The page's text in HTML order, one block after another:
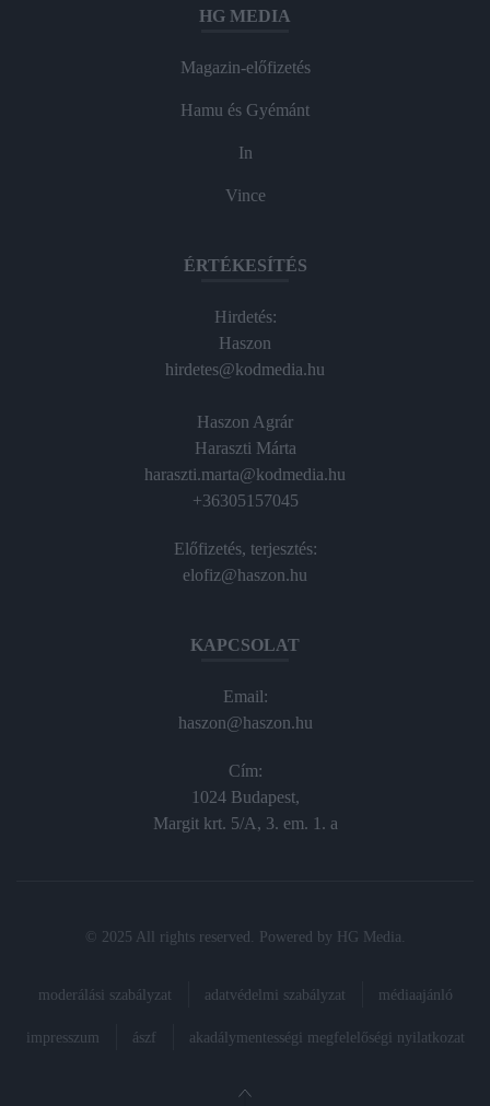
HG MEDIA
Magazin-előfizetés
Hamu és Gyémánt
In
Vince
ÉRTÉKESÍTÉS
Hirdetés:
Haszon
hirdetes@kodmedia.hu
Haszon Agrár
Haraszti Márta
haraszti.marta@kodmedia.hu
+36305157045
Előfizetés, terjesztés:
elofiz@haszon.hu
KAPCSOLAT
Email:
haszon@haszon.hu
Cím:
1024 Budapest,
Margit krt. 5/A, 3. em. 1. a
© 2025 All rights reserved. Powered by HG Media
moderálási szabályzat adatvédelmi szabályzat médiaajánló
impresszum ászf akadálymentességi megfelelőségi nyilatkozat